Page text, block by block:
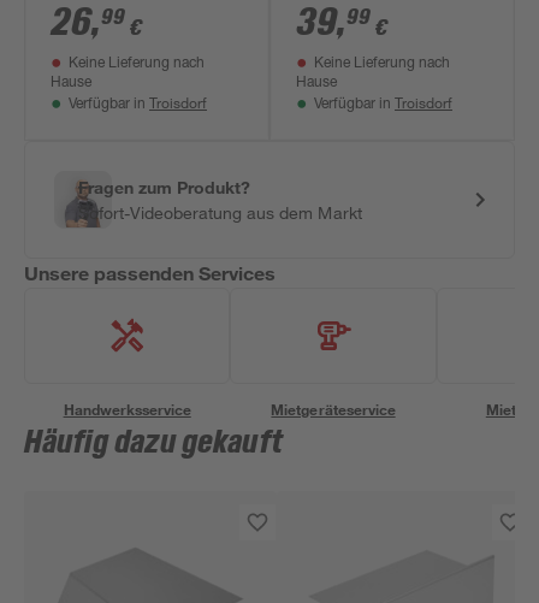
26,99 €
Keine Lieferung nach
Hause
Verfügbar in Troisdorf
39,99 €
Keine Lieferung nach
Hause
Verfügbar in Troisdorf
Fragen zum Produkt?
Sofort-Videoberatung aus dem Markt
Unsere passenden Services
Handwerksservice Mietgeräteservice
Häufig dazu gekauft